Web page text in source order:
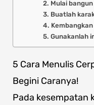
2. Mulai
3. Buatlah
4.
5. Gunakanlah
5 Cara Menulis
Begini Caranya!
Pada kesempatan